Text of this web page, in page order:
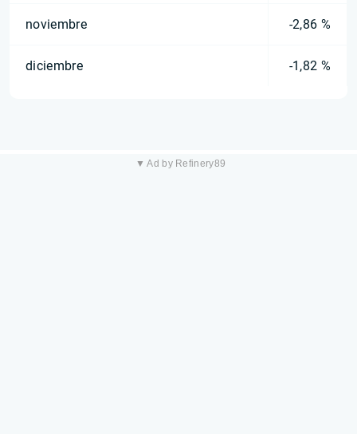
noviembre -2,86 %
diciembre -1,82 %
▼ Ad by Refinery89